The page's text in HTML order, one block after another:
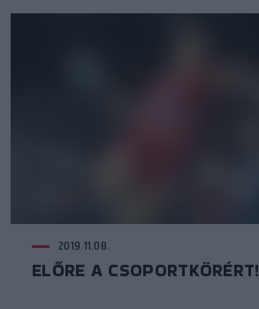
2019.11.08.
ELŐRE A CSOPORTKÖRÉRT!